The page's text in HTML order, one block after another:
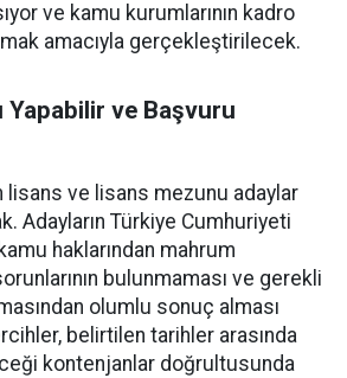
ve kamu kurumlarının kadro
amacıyla gerçekleştirilecek.
Yapabilir ve Başvuru
lisans ve lisans mezunu adaylar
Adayların Türkiye Cumhuriyeti
haklarından mahrum
bulunmaması ve gerekli
olumlu sonuç alması
belirtilen tarihler arasında
kontenjanlar doğrultusunda